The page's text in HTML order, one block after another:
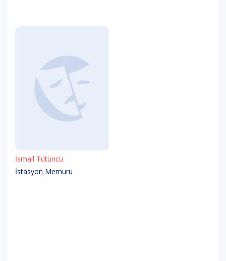
İsmail Tütüncü
İstasyon Memuru